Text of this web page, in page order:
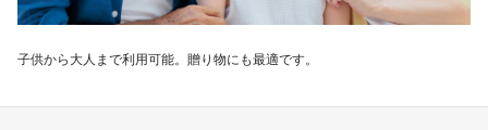
子供から大人まで利用可能。贈り物にも最適です。